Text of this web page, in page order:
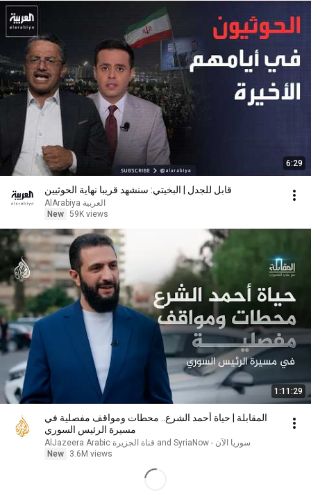
6:29
قابل للجدل | البخيتي: سنشهد قريبا نهاية الحوثيين
AlArabiya العربية
New 59K views
1:11:29
المقابلة | حياة أحمد الشرع.. محطات ومواقف مفصلية في
مسيرة الرئيس السوري
AlJazeera Arabic قناة الجزيرة and SyriaNow - سوريا الآن
New
3.6M views